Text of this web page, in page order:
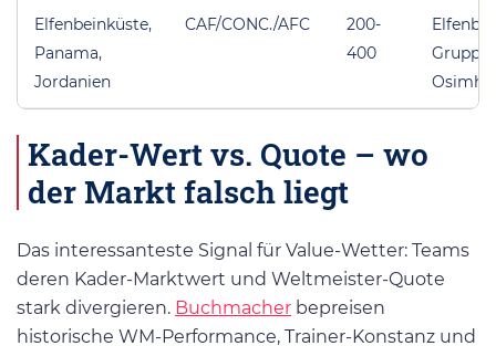
Elfenbeinküste,
Panama,
Jordanien
CAF/CONC./AFC
200-
400
Gruppe
Kader-Wert vs. Quote – wo
der Markt falsch liegt
Das interessanteste Signal für Value-Wetter: Teams
deren Kader-Marktwert und Weltmeister-Quote
stark divergieren. Buchmacher bepreisen
historische WM-Performance, Trainer-Konstanz und